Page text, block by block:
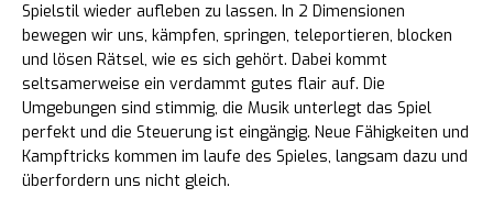
Spielstil wieder aufleben zu lassen. In 2 Dimensionen
bewegen wir uns, kämpfen, springen, teleportieren, blocken
und lösen Rätsel, wie es sich gehört. Dabei kommt
seltsamerweise ein verdammt gutes flair auf. Die
Umgebungen sind stimmig, die Musik unterlegt das Spiel
perfekt und die Steuerung ist eingängig. Neue Fähigkeiten und
Kampftricks kommen im laufe des Spieles, langsam dazu und
überfordern uns nicht gleich.